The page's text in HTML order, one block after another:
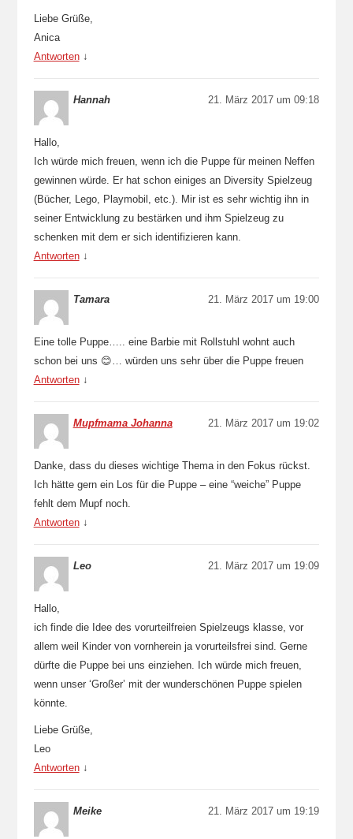
Liebe Grüße,
Anica
Antworten ↓
Hannah 21. März 2017 um 09:18
Hallo,
Ich würde mich freuen, wenn ich die Puppe für meinen Neffen
gewinnen würde. Er hat schon einiges an Diversity Spielzeug
(Bücher, Lego, Playmobil, etc.). Mir ist es sehr wichtig ihn in
seiner Entwicklung zu bestärken und ihm Spielzeug zu
schenken mit dem er sich identifizieren kann.
Antworten ↓
Tamara 21. März 2017 um 19:00
Eine tolle Puppe….. eine Barbie mit Rollstuhl wohnt auch
schon bei uns 😊… würden uns sehr über die Puppe freuen
Antworten ↓
Mupfmama Johanna 21. März 2017 um 19:02
Danke, dass du dieses wichtige Thema in den Fokus rückst.
Ich hätte gern ein Los für die Puppe – eine “weiche” Puppe
fehlt dem Mupf noch.
Antworten ↓
Leo 21. März 2017 um 19:09
Hallo,
ich finde die Idee des vorurteilfreien Spielzeugs klasse, vor
allem weil Kinder von vornherein ja vorurteilsfrei sind. Gerne
dürfte die Puppe bei uns einziehen. Ich würde mich freuen,
wenn unser ‘Großer’ mit der wunderschönen Puppe spielen
könnte.
Liebe Grüße,
Leo
Antworten ↓
Meike 21. März 2017 um 19:19